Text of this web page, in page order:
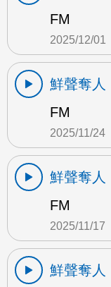
FM
2025/12/01
鮮聲奪人
FM
2025/11/24
鮮聲奪人
FM
2025/11/17
鮮聲奪人